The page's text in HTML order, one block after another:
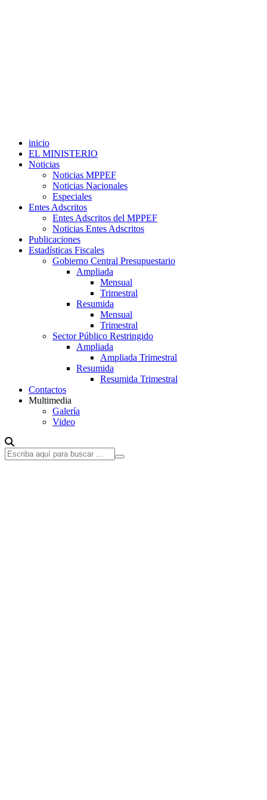
inicio
EL MINISTERIO
Noticias
Noticias MPPEF
Noticias Nacionales
Especiales
Entes Adscritos
Entes Adscritos del MPPEF
Noticias Entes Adscritos
Publicaciones
Estadísticas Fiscales
Gobierno Central Presupuestario
Ampliada
Mensual
Trimestral
Resumida
Mensual
Trimestral
Sector Público Restringido
Ampliada
Ampliada Trimestral
Resumida
Resumida Trimestral
Contactos
Multimedia
Galería
Video